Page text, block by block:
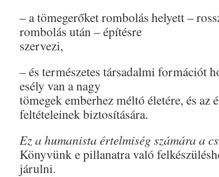
– a tömegerőket rombolás helyett –
rombolás után – építésre
szervezi,
– és természetes társadalmi formációt
esély van a nagy
tömegek emberhez méltó életére, és az
feltételeinek biztosítására.
Ez a humanista értelmiség számára a
Könyvünk e pillanatra való
járulni.